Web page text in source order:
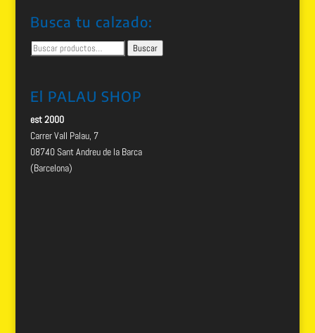
Busca tu calzado:
Buscar
por:
Buscar
El PALAU SHOP
est 2000
Carrer Vall Palau, 7
08740 Sant Andreu de la Barca
(Barcelona)